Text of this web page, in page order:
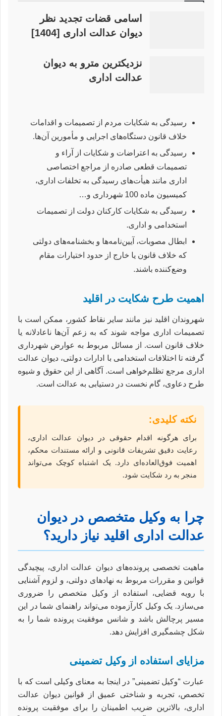
اسامی قضات تجدید نظر
دیوان عدالت اداری [1404]
نزدیکترین مترو به دیوان
عدالت اداری
رسیدگی به شکایات مردم از تصمیمات و اقدامات
خلاف قانون دستگاه‌های اجرایی و مأمورین آن‌ها.
رسیدگی به اعتراضات و شکایات از آراء و
تصمیمات قطعی صادره از مراجع اختصاصی
اداری مانند هیأت‌های رسیدگی به تخلفات اداری،
کمیسیون ماده 100 شهرداری و…
رسیدگی به شکایات کارکنان دولت از تصمیمات
استخدامی و اداری.
ابطال مصوبات، آیین‌نامه‌ها و بخشنامه‌های دولتی
که خلاف قانون یا خارج از حدود اختیارات مقام
وضع‌کننده باشند.
اهمیت طرح شکایت در اقلید
شهروندان اقلید نیز مانند سایر نقاط کشور، ممکن است با
تصمیمات اداری مواجه شوند که به زعم آن‌ها ناعادلانه یا
خلاف قانون است. از مسائل مربوط به عوارض شهرداری
گرفته تا اختلافات استخدامی با ادارات دولتی، دیوان عدالت
اداری مرجع تظلم‌خواهی است. آگاهی از این حقوق و شیوه
طرح دعاوی، گام نخست در دستیابی به عدالت است.
نکته کلیدی:
برای هرگونه اقدام حقوقی در دیوان عدالت اداری،
رعایت دقیق تشریفات قانونی و ارائه مستندات محکم،
اهمیت فوق‌العاده‌ای دارد. یک اشتباه کوچک می‌تواند
منجر به رد شکایت شود.
چرا به وکیل متخصص در دیوان
عدالت اداری اقلید نیاز دارید؟
ماهیت تخصصی پرونده‌های دیوان عدالت اداری، پیچیدگی
قوانین و مقررات مربوط به نهادهای دولتی، و لزوم آشنایی
با رویه قضایی، استفاده از وکیل متخصص را ضروری
می‌سازد. یک وکیل کارآزموده می‌تواند راهنمای شما در این
مسیر پرچالش باشد و شانس موفقیت پرونده شما را به
شکل چشمگیری افزایش دهد.
مزایای استفاده از وکیل تضمینی
عبارت “وکیل تضمینی” در اینجا به معنای وکیلی است که با
تخصص، تجربه و شناختی عمیق از قوانین دیوان عدالت
اداری، بالاترین ضریب اطمینان را برای موفقیت پرونده